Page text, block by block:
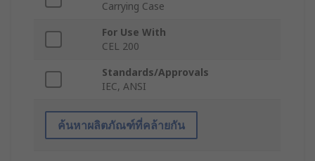
Carrying Case
For Use With
CEL 200
Standards/Approvals
IEC, ANSI
ค้นหาผลิตภัณฑ์ที่คล้ายกัน